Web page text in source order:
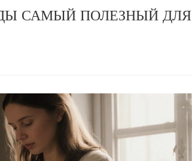
САМЫЙ ПОЛЕЗНЫЙ ДЛЯ